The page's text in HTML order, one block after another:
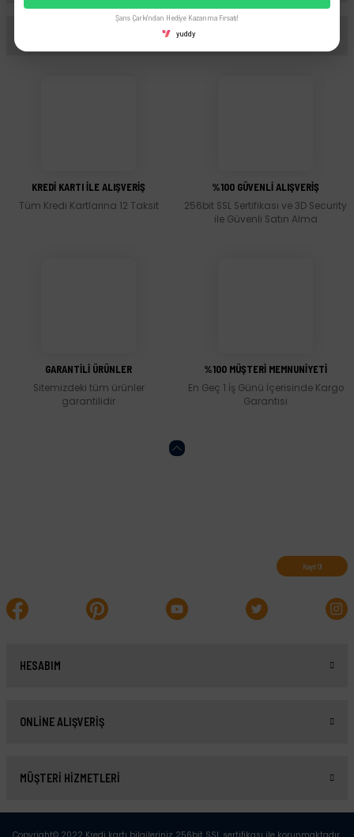
Yorum Yaz
Ürün bilgilerinde hatalar bulunuyor.
Ürün fiyatı diğer sitelerden daha pahalı.
KREDİ KARTI İLE ALIŞVERİŞ
Tüm Kredi Kartlarına 12 Taksit
%100 GÜVENLİ ALIŞVERİŞ
256bit SSL Sertifikası ve 3D Security
ile Güvenli Satın Alma
GARANTİLİ ÜRÜNLER
Sitemizdeki tüm ürünler
garantilidir
%100 MÜŞTERİ MEMNUNİYETİ
En Geç 1 İş Günü İçerisinde Kargo
Garantisi
Kayıt Ol
HESABIM
ONLİNE ALIŞVERİŞ
MÜŞTERİ HİZMETLERİ
Şans Çarkı'ndan Hediye Kazanma Fırsatı!
yuddy